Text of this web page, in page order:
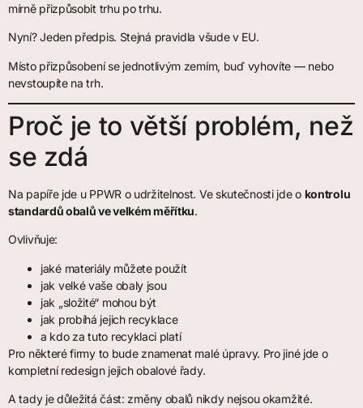
mírně přizpůsobit trhu po trhu.
Nyní? Jeden předpis. Stejná pravidla všude v EU.
Místo přizpůsobení se jednotlivým zemím, buď vyhovíte — nebo
nevstoupíte na trh.
Proč je to větší problém, než
se zdá
Na papíře jde u PPWR o udržitelnost. Ve skutečnosti jde o kontrolu
standardů obalů ve velkém měřítku.
Ovlivňuje:
jaké materiály můžete použít
jak velké vaše obaly jsou
jak „složité“ mohou být
jak probíhá jejich recyklace
a kdo za tuto recyklaci platí
Pro některé firmy to bude znamenat malé úpravy. Pro jiné jde o
kompletní redesign jejich obalové řady.
A tady je důležitá část: změny obalů nikdy nejsou okamžité.